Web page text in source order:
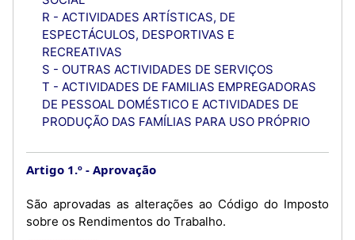
R - ACTIVIDADES ARTÍSTICAS, DE
ESPECTÁCULOS, DESPORTIVAS E
RECREATIVAS
S - OUTRAS ACTIVIDADES DE SERVIÇOS
T - ACTIVIDADES DE FAMILIAS EMPREGADORAS
DE PESSOAL DOMÉSTICO E ACTIVIDADES DE
PRODUÇÃO DAS FAMÍLIAS PARA USO PRÓPRIO
Artigo 1.º Aprovação
São aprovadas as alterações ao Código do Imposto
sobre os Rendimentos do Trabalho.